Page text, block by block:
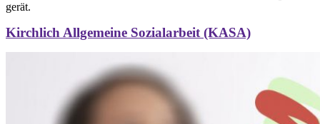
gerät.
Kirchlich Allgemeine Sozialarbeit (KASA)